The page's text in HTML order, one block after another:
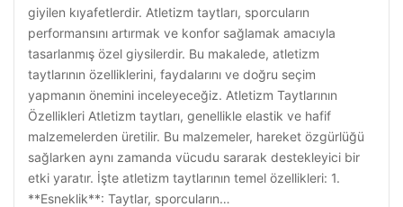
giyilen kıyafetlerdir. Atletizm taytları, sporcuların
performansını artırmak ve konfor sağlamak amacıyla
tasarlanmış özel giysilerdir. Bu makalede, atletizm
taytlarının özelliklerini, faydalarını ve doğru seçim
yapmanın önemini inceleyeceğiz. Atletizm Taytlarının
Özellikleri Atletizm taytları, genellikle elastik ve hafif
malzemelerden üretilir. Bu malzemeler, hareket özgürlüğü
sağlarken aynı zamanda vücudu sararak destekleyici bir
etki yaratır. İşte atletizm taytlarının temel özellikleri: 1.
**Esneklik**: Taytlar, sporcuların…